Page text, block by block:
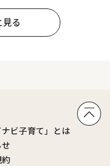
る
ナビ子育て」とは